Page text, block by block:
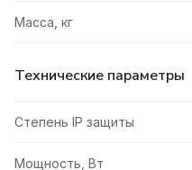
Масса, кг
Технические параметры
Степень IP защиты
Мощность, Вт